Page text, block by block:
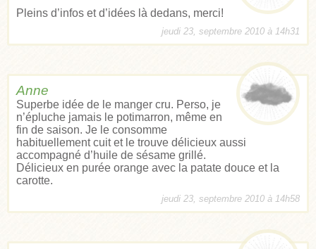
Pleins d’infos et d’idées là dedans, merci!
jeudi 23, septembre 2010 à 14h31
Anne
Superbe idée de le manger cru. Perso, je
n’épluche jamais le potimarron, même en
fin de saison. Je le consomme
habituellement cuit et le trouve délicieux aussi
accompagné d’huile de sésame grillé.
Délicieux en purée orange avec la patate douce et la
carotte.
jeudi 23, septembre 2010 à 14h58